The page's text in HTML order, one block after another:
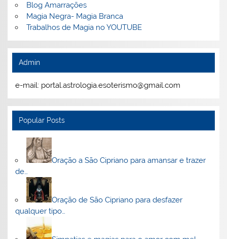
Blog Amarrações
Magia Negra- Magia Branca
Trabalhos de Magia no YOUTUBE
Admin
e-mail: portal.astrologia.esoterismo@gmail.com
Popular Posts
Oração a São Cipriano para amansar e trazer
de…
Oração de São Cipriano para desfazer
qualquer tipo…